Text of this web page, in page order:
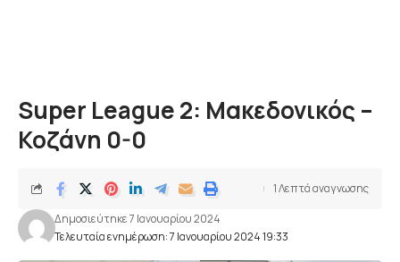
Super League 2: Μακεδονικός –
Κοζάνη 0-0
Τελευταία ενημέρωση: 7 Ιανουαρίου 2024 19:33
Δημοσιεύτηκε 7 Ιανουαρίου 2024
1 Λεπτά αναγνωσης